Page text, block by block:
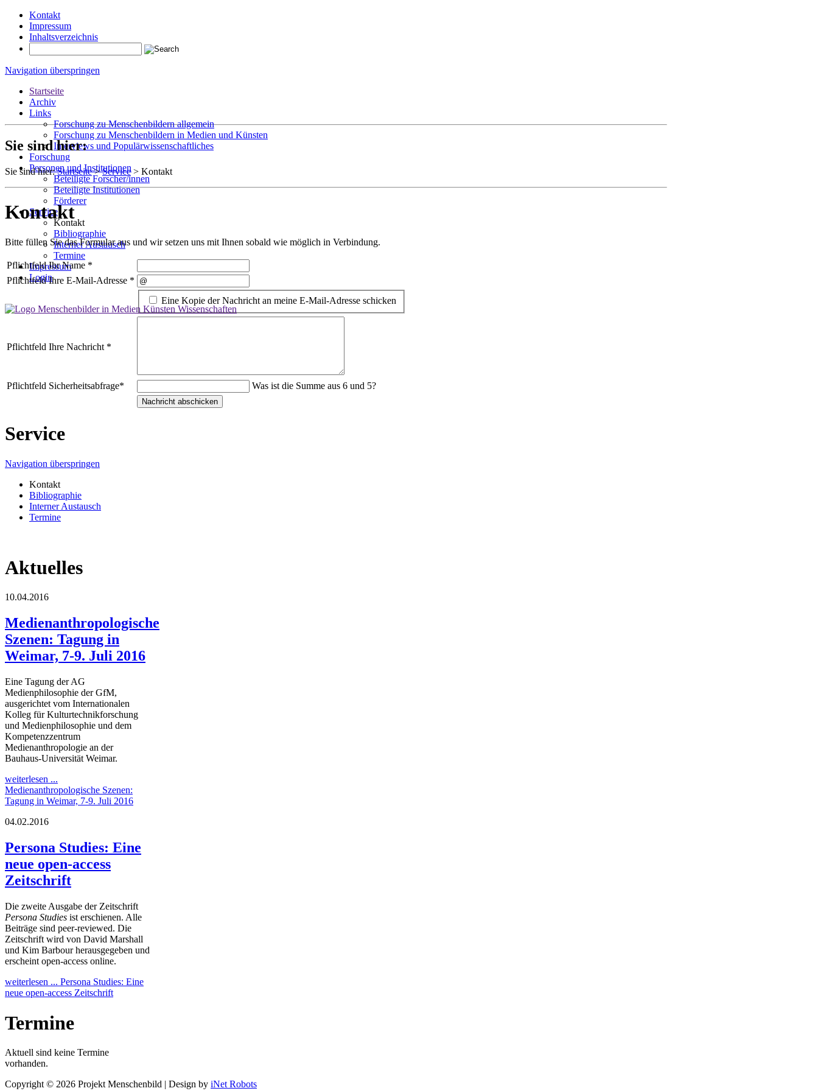
Kontakt
Impressum
Inhaltsverzeichnis
Navigation überspringen
Startseite
Archiv
Links
Forschung zu Menschenbildern allgemein
Forschung zu Menschenbildern in Medien und Künsten
Interviews und Populärwissenschaftliches
Forschung
Personen und Institutionen
Beteiligte Forscher/innen
Beteiligte Institutionen
Förderer
Service
Kontakt
Bibliographie
Interner Austausch
Termine
Impressum
Login
Sie sind hier:
Sie sind hier:Startseite>Service> Kontakt
Kontakt
Bitte füllen Sie das Formular aus und wir setzen uns mit Ihnen sobald wie möglich in Verbindung.
PflichtfeldIhr Name *
PflichtfeldIhre E-Mail-Adresse *
Eine Kopie der Nachricht an meine E-Mail-Adresse schicken
Pflichtfeld Ihre Nachricht *
Pflichtfeld Sicherheitsabfrage* Was ist die Summe aus 6 und 5?
Service
Navigation überspringen
Kontakt
Bibliographie
Interner Austausch
Termine
Aktuelles
10.04.2016
Medienanthropologische
Szenen: Tagung in
Weimar, 7-9. Juli 2016
Eine Tagung der AG
Medienphilosophie der GfM,
ausgerichtet vom Internationalen
Kolleg für Kulturtechnikforschung
und Medienphilosophie und dem
Kompetenzzentrum
Medienanthropologie an der
Bauhaus-Universität Weimar.
weiterlesen ...
Medienanthropologische Szenen:
Tagung in Weimar, 7-9. Juli 2016
04.02.2016
Persona Studies: Eine
neue open-access
Zeitschrift
Die zweite Ausgabe der Zeitschrift
Persona Studies ist erschienen. Alle
Beiträge sind peer-reviewed. Die
Zeitschrift wird von David Marshall
und Kim Barbour herausgegeben und
erscheint open-access online.
weiterlesen ... Persona Studies: Eine
neue open-access Zeitschrift
Termine
Aktuell sind keine Termine
vorhanden.
Copyright © 2026 Projekt Menschenbild | Design by iNet Robots